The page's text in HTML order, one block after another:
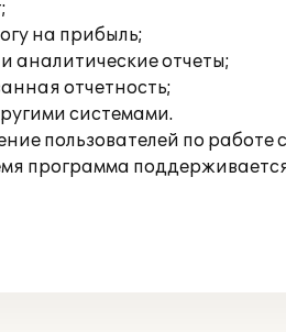
на прибыль;
аналитические отчеты;
отчетность;
системами.
пользователей по работе
программа